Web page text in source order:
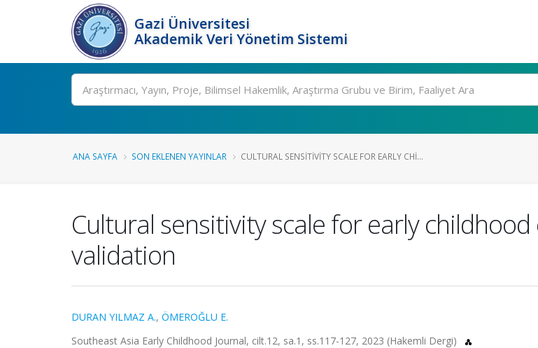
Gazi Üniversitesi
Akademik Veri Yönetim Sistemi
Ara
ANA SAYFA SON EKLENEN YAYINLAR CULTURAL SENSITIVITY SCALE FOR EARLY CHI...
Cultural sensitivity scale for early
validation
DURAN YILMAZ A., ÖMEROĞLU E.
Southeast Asia Early Childhood Journal, cilt.12, sa.1, ss.117-127, 2023 (Hakemli Dergi)